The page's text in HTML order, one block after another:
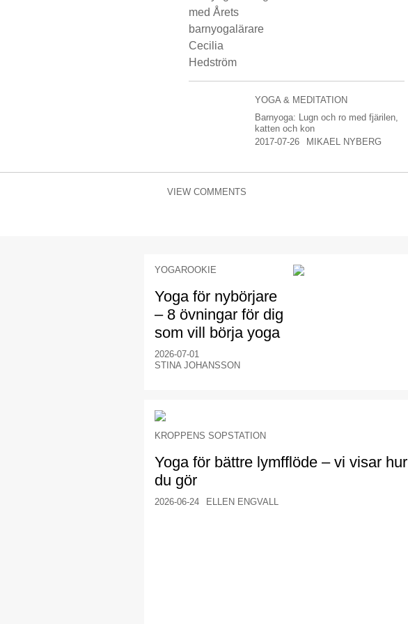
YOGA & MEDITATION
Barnyoga: Lugn och ro med fjärilen,
katten och kon
2017-07-26
MIKAEL NYBERG
VIEW COMMENTS
YOGAROOKIE
Yoga för nybörjare
– 8 övningar för dig
som vill börja yoga
2026-07-01
STINA JOHANSSON
KROPPENS SOPSTATION
Yoga för bättre lymfflöde – vi visar hur
du gör
2026-06-24 ELLEN ENGVALL